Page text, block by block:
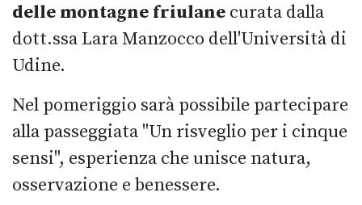
delle montagne friulane curata dalla
dott.ssa Lara Manzocco dell'Università di
Udine.
Nel pomeriggio sarà possibile partecipare
alla passeggiata "Un risveglio per i cinque
sensi", esperienza che unisce natura,
osservazione e benessere.